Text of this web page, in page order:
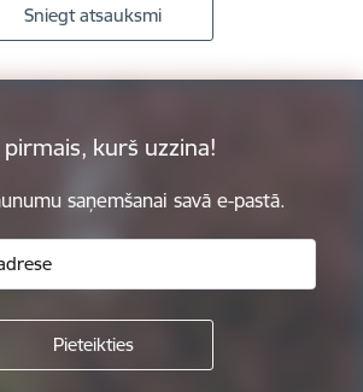
Sniegt atsauksmi
pirmais, kurš uzzina!
saņemšanai savā e-pastā.